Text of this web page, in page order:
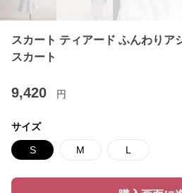
スカート ティアード ふんわりア
スカート
9,420 円
サイズ
S M L